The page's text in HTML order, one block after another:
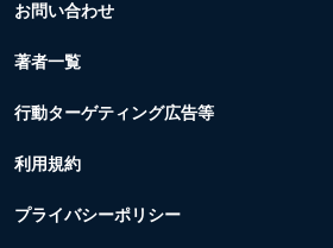
お問い合わせ
著者一覧
行動ターゲティング広告等
利用規約
プライバシーポリシー